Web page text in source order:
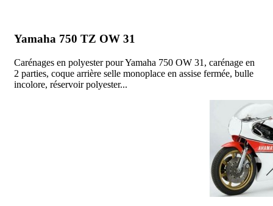
Yamaha 750 TZ OW 31
Carénages en polyester pour Yamaha 750 OW 31, carénage en
2 parties, coque arrière selle monoplace en assise fermée, bulle
incolore, réservoir polyester...